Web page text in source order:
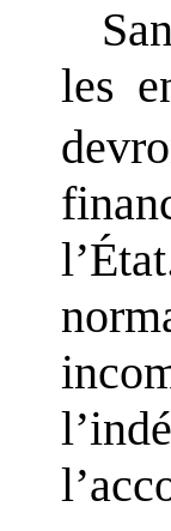
les